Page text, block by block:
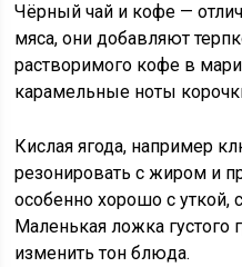
Чёрный чай и кофе —
мяса, они добавляют
растворимого кофе в
карамельные ноты
Кислая ягода, например
резонировать с жиром и
особенно хорошо с уткой,
Маленькая ложка густого
изменить тон блюда.